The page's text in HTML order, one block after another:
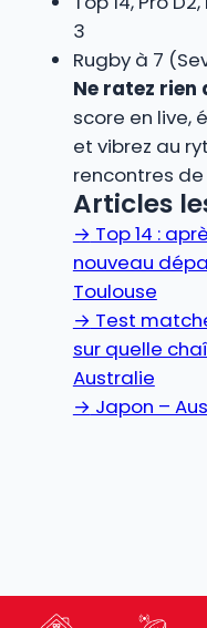
3
Rugby à 7
Ne ratez rien
score en live,
et vibrez au
rencontres de
Articles
→ Top 14 :
nouveau
Toulouse
→ Test
sur quelle
Australie
→ Japon –